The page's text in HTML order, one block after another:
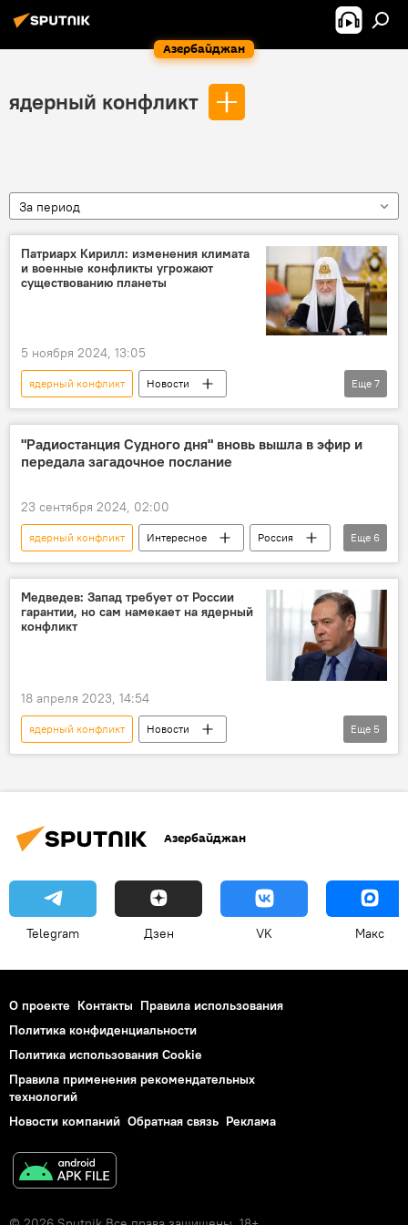
Азербайджан
ядерный конфликт
За период
Патриарх Кирилл: изменения климата
и военные конфликты угрожают
существованию планеты
5 ноября 2024, 13:05
ядерный конфликт
Новости
Азербайджан
Баку
Саммит
религиозные лидеры
патриарх Кирилл
Русская православная церковь
Еще 7
"Радиостанция Судного дня" вновь вышла в эфир и
передала загадочное послание
23 сентября 2024, 02:00
ядерный конфликт Интересное
Россия
Радио
радиостанция
сигнал
Послание
ядерный удар
массовая гибель
Еще 6
Медведев: Запад требует от России
гарантии, но сам намекает на ядерный
конфликт
18 апреля 2023, 14:54
ядерный конфликт
Новости
Дмитрий Медведев
Запад
Еще 5
Азербайджан
Telegram Дзен VK Макс
О проекте Контакты Правила использования
Политика конфиденциальности
Политика использования Cookie
Правила применения рекомендательных
технологий
Новости компаний Обратная связь Реклама